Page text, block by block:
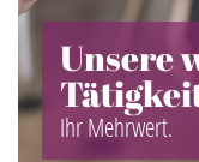
Unsere
Ihr Mehrwert.